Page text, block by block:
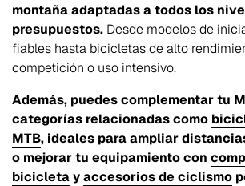
montaña adaptadas a todos los
presupuestos. Desde modelos de
fiables hasta bicicletas de alto
competición o uso intensivo.
Además, puedes complementar tu
categorías relacionadas como
MTB, ideales para ampliar
o mejorar tu equipamiento con
bicicletayaccesorios de ciclismo